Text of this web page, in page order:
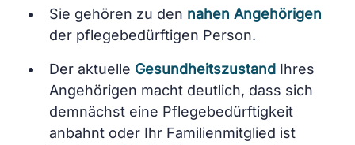
Sie gehören zu den nahen Angehörigen
der pflegebedürftigen Person.
Der aktuelle Gesundheitszustand Ihres
Angehörigen macht deutlich, dass sich
demnächst eine Pflegebedürftigkeit
anbahnt oder Ihr Familienmitglied ist